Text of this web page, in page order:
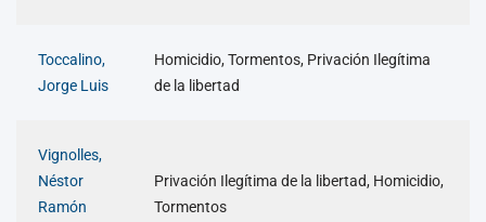
Toccalino,
Jorge Luis
Homicidio, Tormentos, Privación Ilegítima
de la libertad
Vignolles,
Néstor
Ramón
Privación Ilegítima de la libertad, Homicidio,
Tormentos